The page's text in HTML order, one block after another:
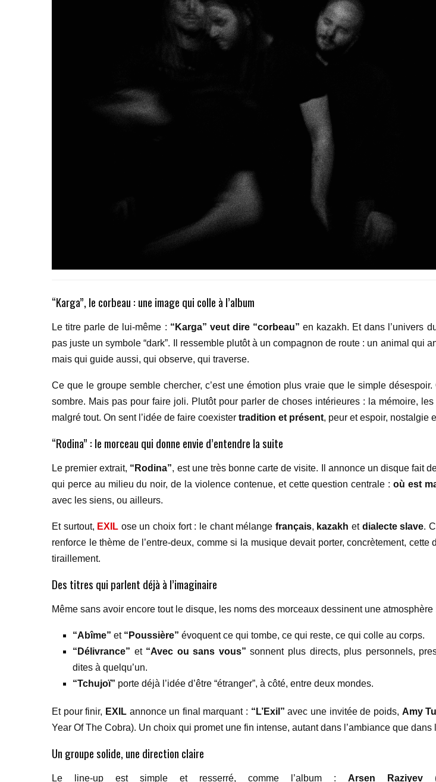
“Karga”, le corbeau : une image qui colle à l’album
Le titre parle de lui-même : “Karga” veut dire “corbeau” en kazakh. Et dans l’univers
pas juste un symbole “dark”. Il ressemble plutôt à un compagnon de route : un animal qui
mais qui guide aussi, qui observe, qui traverse.
Ce que le groupe semble chercher, c’est une émotion plus vraie que le simple désespoir.
sombre. Mais pas pour faire joli. Plutôt pour parler de choses intérieures : la mémoire, les
malgré tout. On sent l’idée de faire coexister tradition et présent, peur et espoir, nostalgie
“Rodina” : le morceau qui donne envie d’entendre la suite
Le premier extrait, “Rodina”, est une très bonne carte de visite. Il annonce un disque fait
qui perce au milieu du noir, de la violence contenue, et cette question centrale : où est
avec les siens, ou ailleurs.
Et surtout, EXIL ose un choix fort : le chant mélange français, kazakh et dialecte slave.
renforce le thème de l’entre-deux, comme si la musique devait porter, concrètement, cette
tiraillement.
Des titres qui parlent déjà à l’imaginaire
Même sans avoir encore tout le disque, les noms des morceaux dessinent une atmosphère
“Abîme” et “Poussière” évoquent ce qui tombe, ce qui reste, ce qui colle au corps.
“Délivrance” et “Avec ou sans vous” sonnent plus directs, plus personnels,
dites à quelqu’un.
“Tchujoï” porte déjà l’idée d’être “étranger”, à côté, entre deux mondes.
Et pour finir, EXILannonce un final marquant : “L’Exil” avec une invitée de poids, Amy
Year Of The Cobra). Un choix qui promet une fin intense, autant dans l’ambiance que dans
Un groupe solide, une direction claire
Le line-up est simple et resserré, comme l’album : Arsen Raziyev